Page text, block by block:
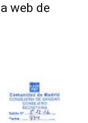
web de